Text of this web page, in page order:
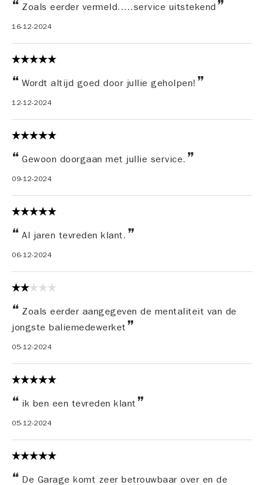
Zoals eerder vermeld.....service uitstekend
16-12-2024
Wordt altijd goed door jullie geholpen!
12-12-2024
Gewoon doorgaan met jullie service.
09-12-2024
Al jaren tevreden klant.
06-12-2024
Zoals eerder aangegeven de mentaliteit van de
jongste baliemedewerket
05-12-2024
ik ben een tevreden klant
05-12-2024
De Garage komt zeer betrouwbaar over en de